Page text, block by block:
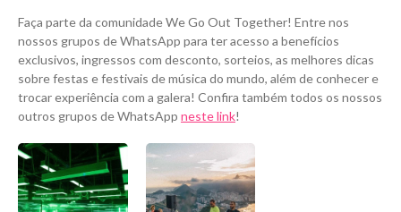
Faça parte da comunidade We Go Out Together! Entre nos
nossos grupos de WhatsApp para ter acesso a benefícios
exclusivos, ingressos com desconto, sorteios, as melhores dicas
sobre festas e festivais de música do mundo, além de conhecer e
trocar experiência com a galera! Confira também todos os nossos
outros grupos de WhatsApp neste link!